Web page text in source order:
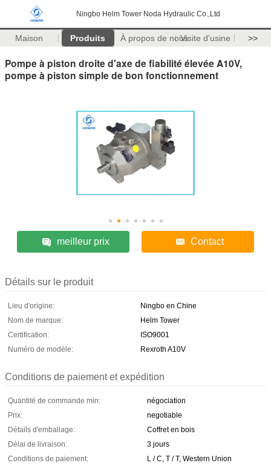
Ningbo Helm Tower Noda Hydraulic Co.,Ltd
Maison Produits À propos de nousVisite d'usine >>
Pompe à piston droite d'axe de fiabilité élevée A10V,
pompe à piston simple de bon fonctionnement
meilleur prix Contact
Détails sur le produit
Lieu d'origine:
Ningbo en Chine
Nom de marque:
Helm Tower
Certification:
ISO9001
Numéro de modèle:
Rexroth A10V
Conditions de paiement et expédition
Quantité de commande min:
négociation
Prix:
negotiable
Détails d'emballage:
Coffret en bois
Délai de livraison:
3 jours
Conditions de paiement:
L / C, T / T, Western Union